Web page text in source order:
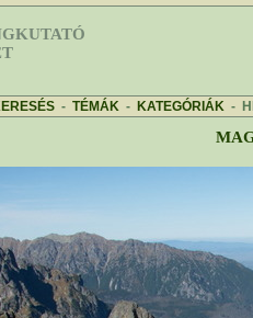
- TÉMÁK - KATEGÓRIÁK -